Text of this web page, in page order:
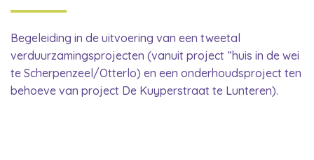
Begeleiding in de uitvoering van een tweetal
verduurzamingsprojecten (vanuit project “huis in de wei
te Scherpenzeel/Otterlo) en een onderhoudsproject ten
behoeve van project De Kuyperstraat te Lunteren).